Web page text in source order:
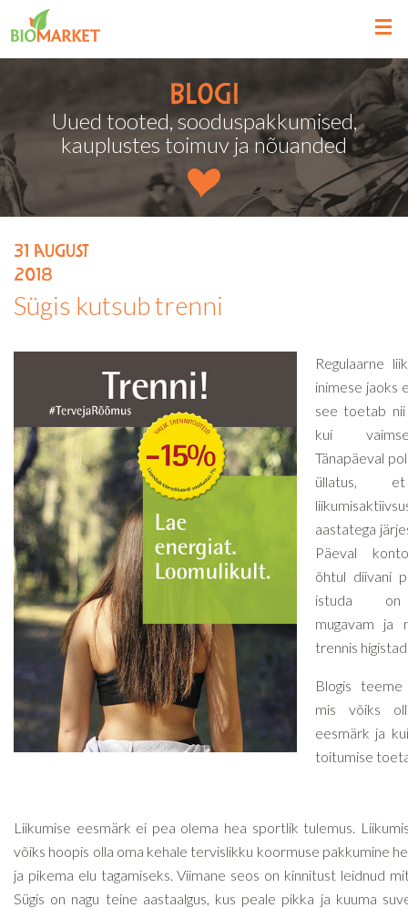
Blogi
Uued tooted, sooduspakkumised,
kauplustes toimuv ja nõuanded
31 august
2018
Sügis kutsub trenni
Regulaarne
inimese jaoks
see toetab
kui
Tänapäeval
üllatus,
aastatega
Päeval
õhtul diivani
istuda on
mugavam ja
trennis
Blogis
mis võiks
eesmärk ja
toitumise
Liikumise eesmärk ei pea olema hea sportlik tulemus.
võiks hoopis olla oma kehale tervislikku koormuse pakkumine
ja pikema elu tagamiseks. Viimane seos on kinnitust leidnud
Sügis on nagu teine aastaalgus, kus peale pikka ja kuuma